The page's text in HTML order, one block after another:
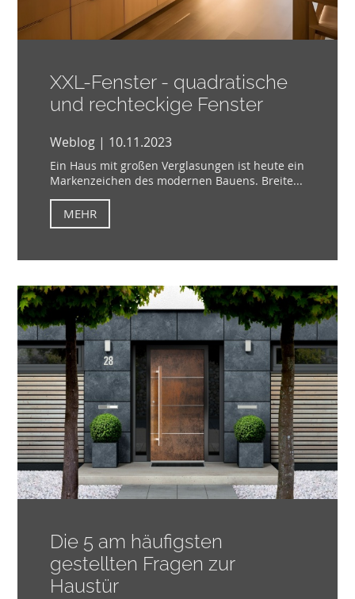
XXL-Fenster - quadratische
und rechteckige Fenster
Weblog | 10.11.2023
Ein Haus mit großen Verglasungen ist heute ein
Markenzeichen des modernen Bauens. Breite...
MEHR
Die 5 am häufigsten
gestellten Fragen zur
Haustür